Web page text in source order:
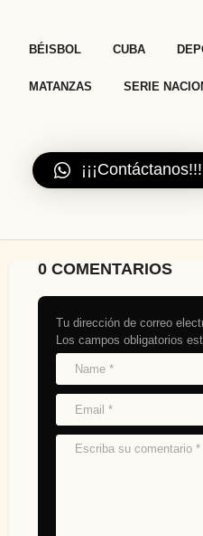
BÉISBOL CUBA
MATANZAS SERIE
¡¡¡Contáctanos!!!
0 COMENTARIOS
Tu dirección de correo
Los campos obligatorios